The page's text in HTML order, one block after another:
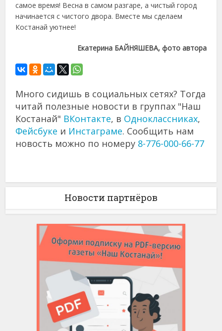
самое время! Весна в самом разгаре, а чистый город
начинается с чистого двора. Вместе мы сделаем
Костанай уютнее!
Екатерина БАЙНЯШЕВА, фото автора
Много сидишь в социальных сетях? Тогда
читай полезные новости в группах "Наш
Костанай" ВКонтакте, в Одноклассниках,
Фейсбуке и Инстаграме. Сообщить нам
новость можно по номеру 8-776-000-66-77
Новости партнёров